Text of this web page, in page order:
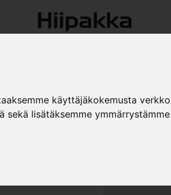
käyttäjäkokemusta
lisätäksemme